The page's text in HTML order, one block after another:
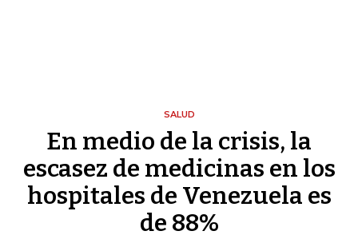
SALUD
En medio de la crisis, la
escasez de medicinas en los
hospitales de Venezuela es
de 88%